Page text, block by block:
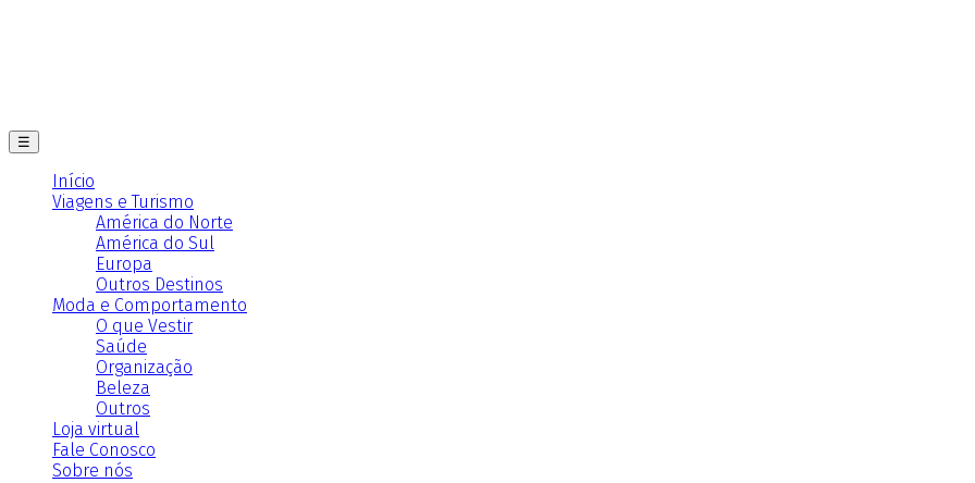
☰
Início
Viagens e Turismo
América do Norte
América do Sul
Europa
Outros Destinos
Moda e Comportamento
O que Vestir
Saúde
Organização
Beleza
Outros
Loja virtual
Fale Conosco
Sobre nós